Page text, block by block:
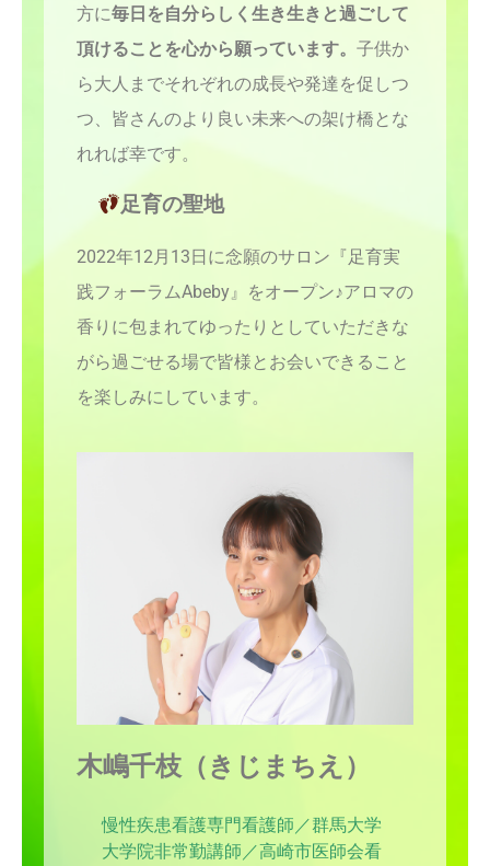
方に毎日を自分らしく生き生きと過ごして
頂けることを心から願っています。 子供か
ら大人までそれぞれの成長や発達を促しつ
つ、皆さんのより良い未来への架け橋とな
れれば幸です。
足育の聖地
2022年12月13日に念願のサロン『足育実
践フォーラムAbeby』をオープン♪アロマの
香りに包まれてゆったりとしていただきな
がら過ごせる場で皆様とお会いできること
を楽しみにしています。
木嶋千枝（きじまちえ）
慢性疾患看護専門看護師／群馬大学
大学院非常勤講師／高崎市医師会看